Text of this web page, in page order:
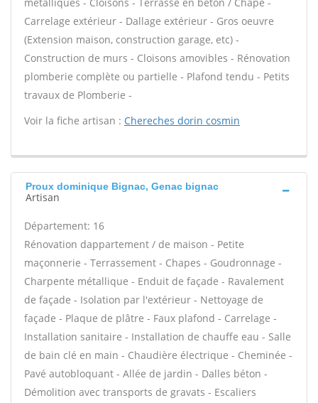
Carrelage extérieur - Dallage extérieur - Gros oeuvre
(Extension maison, construction garage, etc) -
Construction de murs - Cloisons amovibles - Rénovation
plomberie complète ou partielle - Plafond tendu - Petits
travaux de Plomberie -
Voir la fiche artisan : Chereches dorin cosmin
Proux dominique Bignac, Genac bignac
Artisan
Département: 16
Rénovation dappartement / de maison - Petite
maçonnerie - Terrassement - Chapes - Goudronnage -
Charpente métallique - Enduit de façade - Ravalement
de façade - Isolation par l'extérieur - Nettoyage de
façade - Plaque de plâtre - Faux plafond - Carrelage -
Installation sanitaire - Installation de chauffe eau - Salle
de bain clé en main - Chaudière électrique - Cheminée -
Pavé autobloquant - Allée de jardin - Dalles béton -
Démolition avec transports de gravats - Escaliers